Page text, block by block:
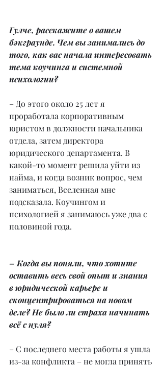
Гулче, расскажите о вашем
бэкграунде. Чем вы занимались до
того, как вас начала интересовать
тема коучинга и системной
психологии?
– До этого около 25 лет я
проработала корпоративным
юристом в должности начальника
отдела, затем директора
юридического департамента. В
какой-то момент решила уйти из
найма, и когда возник вопрос, чем
заниматься, Вселенная мне
подсказала. Коучингом и
психологией я занимаюсь уже два с
половиной года.
– Когда вы поняли, что хотите
оставить весь свой опыт и знания
в юридической карьере и
сконцентрироваться на новом
деле? Не было ли страха начинать
всё с нуля?
– С последнего места работы я ушла
из-за конфликта – не могла принять